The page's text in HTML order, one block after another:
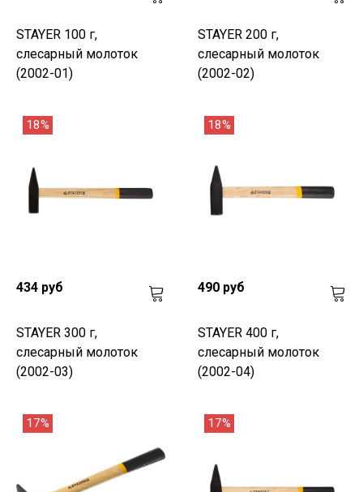
STAYER 100 г,
слесарный молоток
(2002-01)
STAYER 200 г,
слесарный молоток
(2002-02)
18%
434 руб
STAYER 300 г,
слесарный молоток
(2002-03)
18%
490 руб
STAYER 400 г,
слесарный молоток
(2002-04)
17% 17%